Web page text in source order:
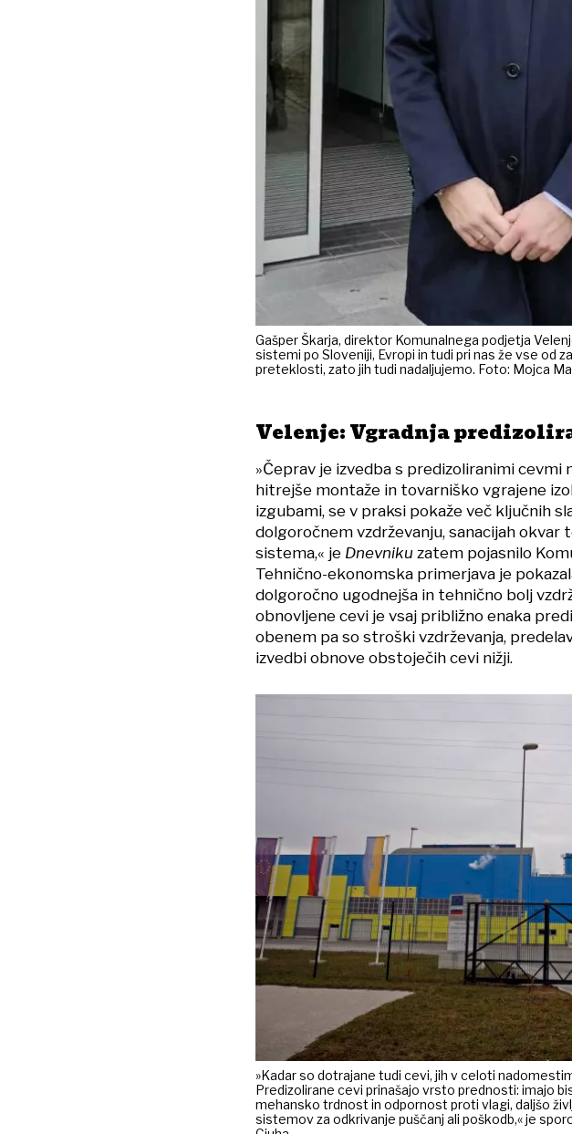
Gašper Škarja, direktor Komunalnega podjetja
sistemi po Sloveniji, Evropi in tudi pri nas že vse od
preteklosti, zato jih tudi nadaljujemo. Foto: Mojca
Velenje: Vgradnja
»Čeprav je izvedba s predizoliranimi cevmi
hitrejše montaže in tovarniško vgrajene
izgubami, se v praksi pokaže več ključnih
dolgoročnem vzdrževanju, sanacijah okvar
sistema,« je Dnevniku zatem pojasnilo
Tehnično-ekonomska primerjava je
dolgoročno ugodnejša in tehnično bolj
obnovljene cevi je vsaj približno enaka
obenem pa so stroški vzdrževanja,
izvedbi obnove obstoječih cevi nižji.
»Kadar so dotrajane tudi cevi, jih v celoti
Predizolirane cevi prinašajo vrsto prednosti: imajo
mehansko trdnost in odpornost proti vlagi, daljšo
sistemov za odkrivanje puščanj ali poškodb,« je